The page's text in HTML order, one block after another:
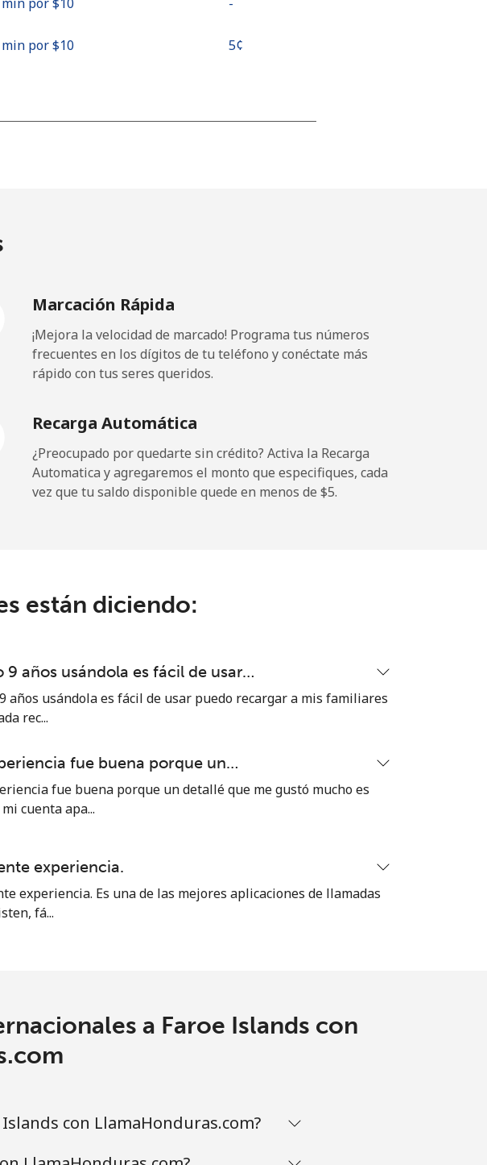
min por ⁦$10⁩ ⁦5¢⁩
por ⁦$10⁩
por ⁦$10⁩
por ⁦$10⁩
Marcación Rápida
¡Mejora la velocidad de marcado! Programa tus números
frecuentes en los dígitos de tu teléfono y conéctate más
rápido con tus seres queridos.
Recarga Automática
¿Preocupado por quedarte sin crédito? Activa la Recarga
Automatica y agregaremos el monto que especifiques, cada
vez que tu saldo disponible quede en menos de ⁦$5⁩.
están diciendo:
9 años usándola es fácil de usar…
años usándola es fácil de usar puedo recargar a mis familiares
rec...
fue buena porque un…
fue buena porque un detallé que me gustó mucho es
cuenta apa...
experiencia.
experiencia. Es una de las mejores aplicaciones de llamadas
fá...
a Faroe Islands con
con LlamaHonduras.com?